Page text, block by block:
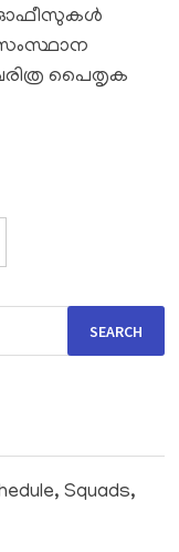
ഓഫീസുകൾ
പൈതൃക
Squads,